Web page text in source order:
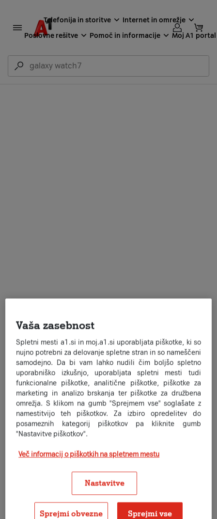
Telefonija in storitve
Internet in omrežje
Poslovne rešitve
Pomoč in informacije Moj A1 portal
Varnostne rešitve
Poskrbimo za kakovostno in
zanesljivo varnostno zaščito pred
kibernetskimi napadi z integracijo
različnih varnostnih rešitev.
Vaša zasebnost
Spletni mesti a1.si in moj.a1.si uporabljata piškotke, ki so
nujno potrebni za delovanje spletne stran in so nameščeni
samodejno. Da bi vam lahko nudili čim boljšo spletno
uporabniško izkušnjo, uporabljata spletni mesti tudi
funkcionalne piškotke, analitične piškotke, piškotke za
marketing in analizo brskanja ter piškotke za družbena
omrežja. S klikom na gumb "Sprejmem vse" soglašate z
namestitvijo teh piškotkov. Za izbiro opredelitev do
posameznih kategorij piškotkov pa kliknite gumb
"Nastavitve piškotkov".
Več informacij o piškotkih na spletnem mestu
Nastavitve
Sprejmi obvezne Sprejmi vse